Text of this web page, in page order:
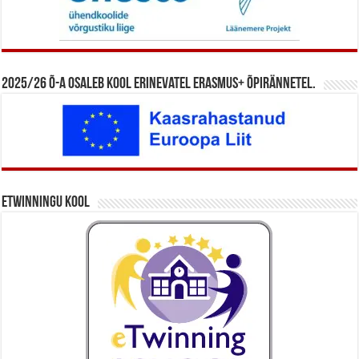
2025/26 õ-a osaleb kool erinevatel Erasmus+ õpirännetel.
eTwinningu kool